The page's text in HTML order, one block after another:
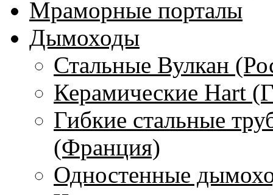
Мраморные порталы
Дымоходы
Стальные Вулкан
Керамические Hart
Гибкие стальные
(Франция)
Одностенные